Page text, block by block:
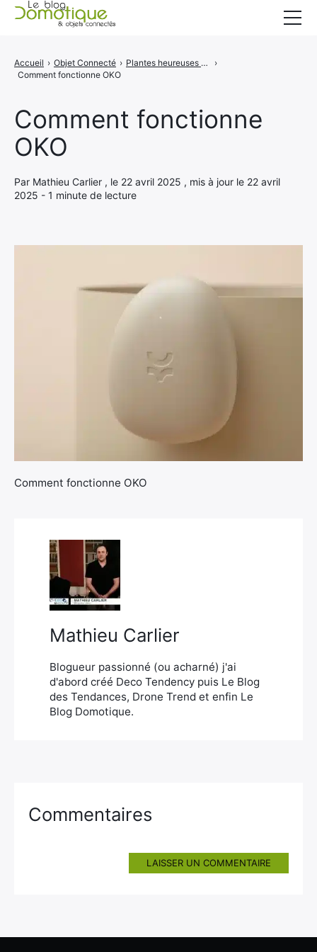
Comment fonctionne
OKO
Par Mathieu Carlier , le 22 avril 2025 , mis à jour le 22 avril
2025 - 1 minute de lecture
Accueil › Objet Connecté › Plantes heureuses sans effort : cet assistant connecté s'occupe de tout !
›
Comment fonctionne OKO
Comment fonctionne OKO
Mathieu Carlier
Blogueur passionné (ou acharné) j'ai
d'abord créé Deco Tendency puis Le Blog
des Tendances, Drone Trend et enfin Le
Blog Domotique.
Commentaires
LAISSER UN COMMENTAIRE
Catégories
A propos
CONTACT
: